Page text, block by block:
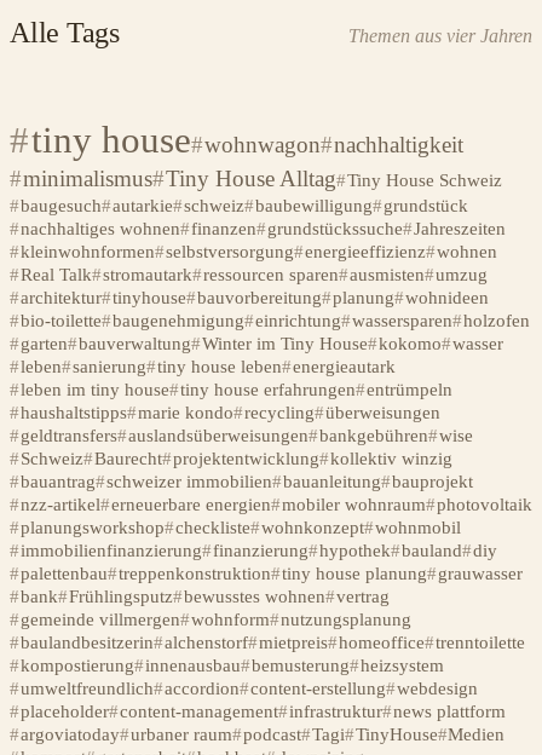
Alle Tags Themen aus vier Jahren
tiny house wohnwagon nachhaltigkeit
minimalismus Tiny House Alltag Tiny House Schweiz
baugesuch autarkie schweiz baubewilligung
grundstück
nachhaltiges wohnen finanzen grundstückssuche Jahreszeiten
kleinwohnformen selbstversorgung energieeffizienz wohnen
Real Talk stromautark ressourcen sparen ausmisten umzug
architektur tinyhouse bauvorbereitung planung wohnideen
bio-toilette baugenehmigung einrichtung wassersparen holzofen
garten bauverwaltung Winter im Tiny House kokomo wasser
leben sanierung tiny house leben energieautark
leben im tiny house tiny house erfahrungen entrümpeln
haushaltstipps marie kondo recycling überweisungen
geldtransfers auslandsüberweisungen bankgebühren wise
Schweiz Baurecht projektentwicklung kollektiv winzig
bauantrag schweizer immobilien bauanleitung bauprojekt
nzz-artikel erneuerbare energien mobiler wohnraum photovoltaik
planungsworkshop checkliste wohnkonzept wohnmobil
immobilienfinanzierung finanzierung hypothek bauland diy
palettenbau treppenkonstruktion tiny house planung
grauwasser
bank Frühlingsputz bewusstes wohnen vertrag
gemeinde villmergen wohnform nutzungsplanung
baulandbesitzerin alchenstorf mietpreis homeoffice trenntoilette
kompostierung innenausbau bemusterung heizsystem
umweltfreundlich accordion content-erstellung webdesign
placeholder content-management infrastruktur news plattform
argoviatoday urbaner raum podcast Tagi TinyHouse Medien